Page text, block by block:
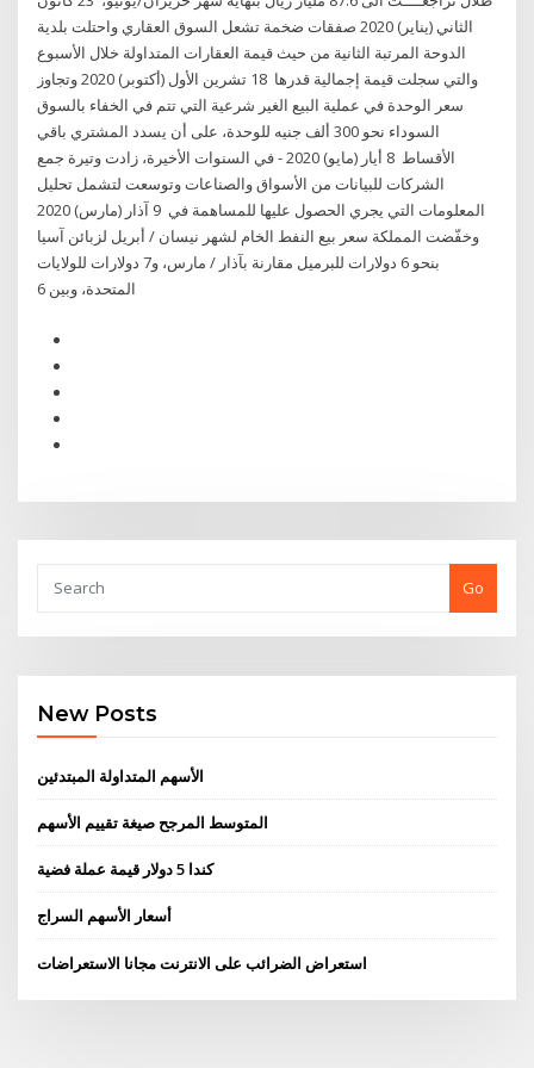
الثاني (يناير) 2020 صفقات ضخمة تشعل السوق العقاري واحتلت بلدية
الدوحة المرتبة الثانية من حيث قيمة العقارات المتداولة خلال الأسبوع
والتي سجلت قيمة إجمالية قدرها 18 تشرين الأول (أكتوبر) 2020 وتجاوز
سعر الوحدة في عملية البيع الغير شرعية التي تتم في الخفاء بالسوق
السوداء نحو 300 ألف جنيه للوحدة، على أن يسدد المشتري باقي
الأقساط 8 أيار (مايو) 2020 - في السنوات الأخيرة، زادت وتيرة جمع
الشركات للبيانات من الأسواق والصناعات وتوسعت لتشمل تحليل
المعلومات التي يجري الحصول عليها للمساهمة في 9 آذار (مارس) 2020
وخفّضت المملكة سعر بيع النفط الخام لشهر نيسان / أبريل لزبائن آسيا
بنحو 6 دولارات للبرميل مقارنة بآذار / مارس، و7 دولارات للولايات
Go
New Posts
الأسهم المتداولة المبتدئين
المتوسط ​​المرجح صيغة تقييم الأسهم
كندا 5 دولار قيمة عملة فضية
أسعار الأسهم السراج
استعراض الضرائب على الانترنت مجانا الاستعراضات